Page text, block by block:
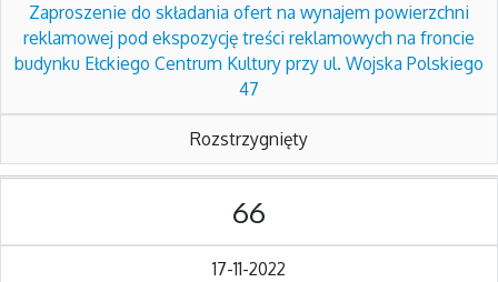
Zaproszenie do składania ofert na wynajem powierzchni
reklamowej pod ekspozycję treści reklamowych na froncie
budynku Ełckiego Centrum Kultury przy ul. Wojska Polskiego
47
Rozstrzygnięty
66
17-11-2022